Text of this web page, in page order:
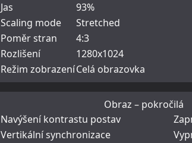
Jas
93%
Scaling mode
Stretched
Poměr stran
4:3
Rozlišení
1280x1024
Režim zobrazeníCelá obrazovka
Obraz – pokročilá
Navýšení kontrastu postav
Vertikální synchronizace